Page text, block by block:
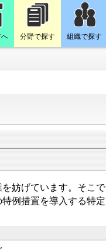
へ 分野で探す 組織で探す
妨げています。そこで
例措置を導入する特定